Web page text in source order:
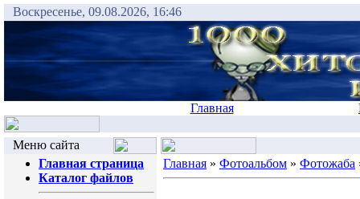
Воскресенье, 09.08.2026, 16:46
Главная
Меню сайта
Главная страница
Каталог файлов
Главная » Фотоальбом » Фотожаба